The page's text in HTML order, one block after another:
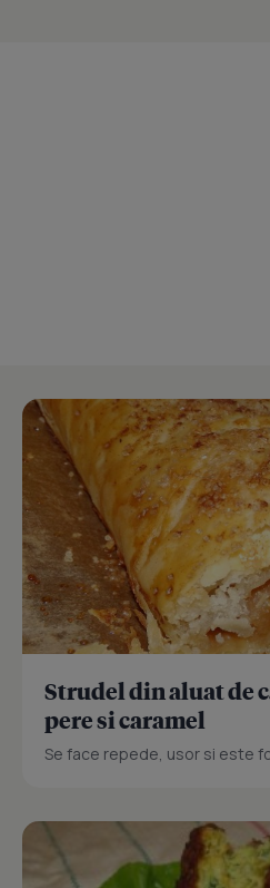
Strudel din aluat de
pere si caramel
Se face repede, usor si este